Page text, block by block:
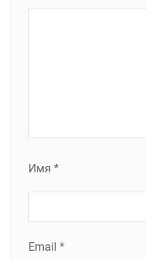
Имя *
Email *